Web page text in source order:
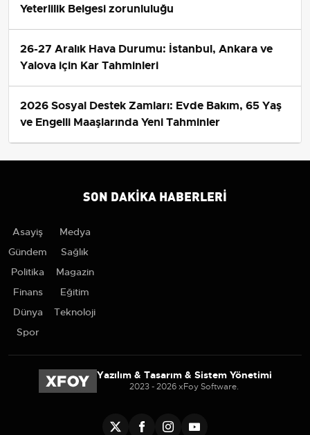
Yeterlilik Belgesi zorunluluğu
26-27 Aralık Hava Durumu: İstanbul, Ankara ve
Yalova için Kar Tahminleri
2026 Sosyal Destek Zamları: Evde Bakım, 65 Yaş
ve Engelli Maaşlarında Yeni Tahminler
SON DAKIKA HABERLERI
Asayiş
Gündem
Politika
Finans
Dünya
Spor
Medya
Sağlık
Magazin
Eğitim
Teknoloji
Yazılım & Tasarım & Sistem Yönetimi
2023 - 2026 xFoy Software.